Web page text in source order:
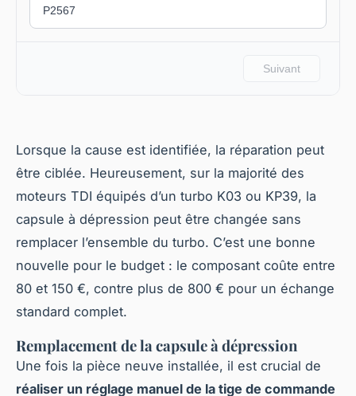
Lorsque la cause est identifiée, la réparation peut
être ciblée. Heureusement, sur la majorité des
moteurs TDI équipés d’un turbo K03 ou KP39, la
capsule à dépression peut être changée sans
remplacer l’ensemble du turbo. C’est une bonne
nouvelle pour le budget : le composant coûte entre
80 et 150 €, contre plus de 800 € pour un échange
standard complet.
Remplacement de la capsule à dépression
Une fois la pièce neuve installée, il est crucial de
réaliser un réglage manuel de la tige de commande